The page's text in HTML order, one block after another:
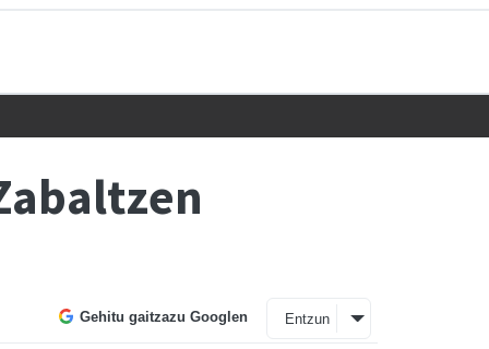
Gehitu gaitzazu Googlen Entzun